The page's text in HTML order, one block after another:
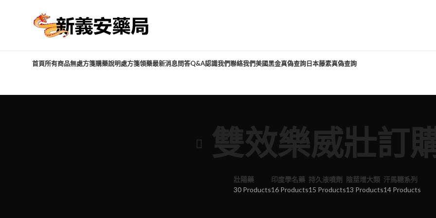
首頁所有商品無處方箋購藥說明處方箋領藥最新消息問答Q&A認識我們聯絡我們美國黑金真偽查詢日本藤素真偽查詢
雙效樂威壯訂
壯陽藥
30 Products
印度學名藥
16 Products
持久液噴劑
15 Products
陰莖增大類
13 Products
汗馬糖系列
14 Products